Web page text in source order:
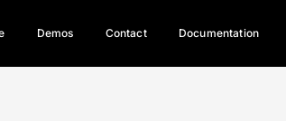
雅族正式成第17個原住民族、立院電競
光電場回
Demos Contact Documentation